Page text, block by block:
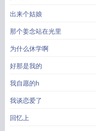
出来个姑娘
那个姜念站在光里
为什么休学啊
好那是我的
我自愿的h
我谈恋爱了
回忆上